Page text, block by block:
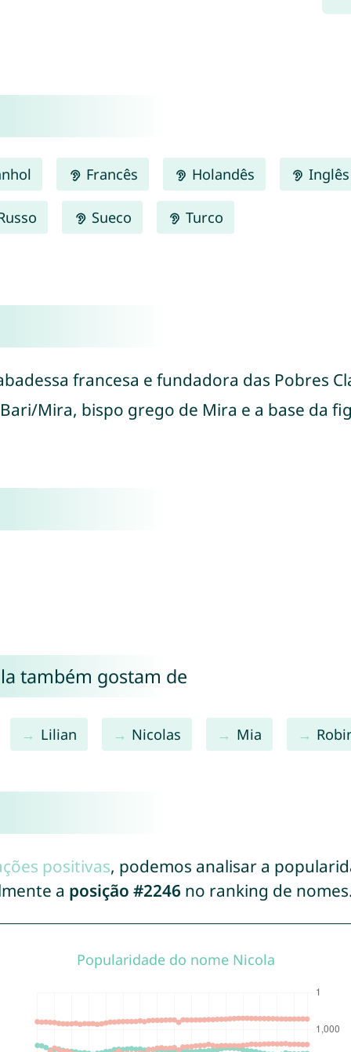
Francês Holandês Inglês
Sueco Turco
francesa e fundadora das Pobres
Mira, bispo grego de Mira e a base da
também gostam de
Lilian Nicolas Mia
positivas, podemos analisar a
a posição #2246 no ranking de